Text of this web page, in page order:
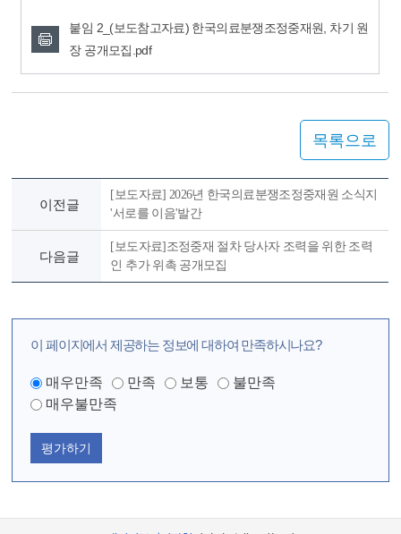
붙임 2_(보도참고자료) 한국의료분쟁조정중재원, 차기 원
장 공개모집.pdf
목록으로
이전글
[보도자료] 2026년 한국의료분쟁조정중재원 소식지
'서로를 이음'발간
다음글
[보도자료]조정중재 절차 당사자 조력을 위한 조력
인 추가 위촉 공개모집
이 페이지에서 제공하는 정보에 대하여 만족하시나요?
매우만족 만족 보통
불만족
매우불만족
평가하기